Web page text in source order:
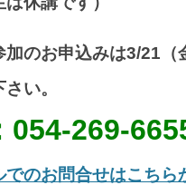
加のお申込みは3/21（
い。
269-
でのお問合せはこちら